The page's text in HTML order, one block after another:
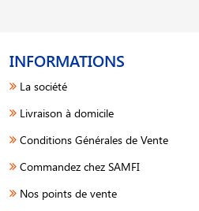
INFORMATIONS
La société
Livraison à domicile
Conditions Générales de Vente
Commandez chez SAMFI
Nos points de vente